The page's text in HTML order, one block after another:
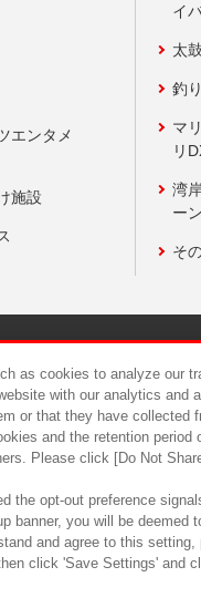
エンタメ
施設
イ
太
釣
マ
リ
湾
ー
そ
食品のご
as cookies to analyze our
with our analytics and
or that they have
and the retention
Please click [Do Not
the opt-out preference
banner, you will be
and agree to this
click 'Save Settings' and